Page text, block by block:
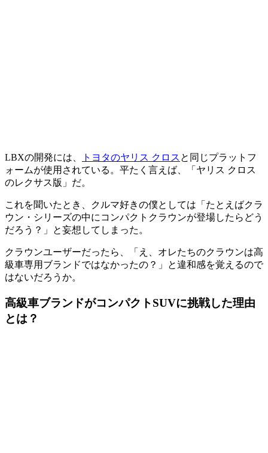
LBXの開発には、 トヨタのヤリス クロス と同じプラットフ
ォームが使用されている。平たく言えば、「ヤリス クロス
のレクサス版」だ。
これを聞いたとき、クルマ好きの僕としては「たとえばクラ
ウン・シリーズの中にコンパクトクラウンが登場したらどう
だろう？」と妄想してしまった。
クラウンユーザーだったら、「え、オレたちのクラウンは高
級車専用ブランドではなかったの？」と違和感を覚えるので
はないだろうか。
高級車ブランドがコンパクトSUVに挑戦した理由
とは？